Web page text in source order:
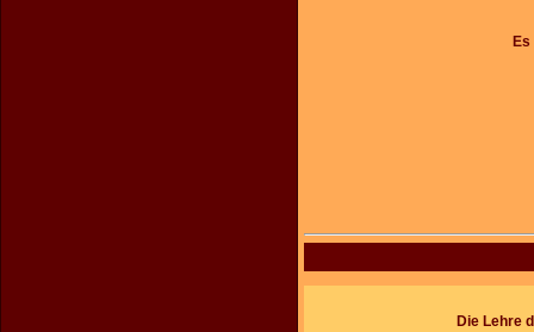
Die Lehre